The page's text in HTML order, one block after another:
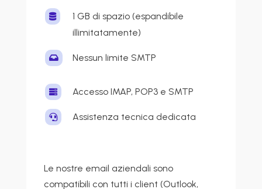

1 GB di spazio (espandibile
illimitatamente)
 Nessun limite SMTP
 Accesso IMAP, POP3 e SMTP
 Assistenza tecnica dedicata
Le nostre email aziendali sono
compatibili con tutti i client (Outlook,